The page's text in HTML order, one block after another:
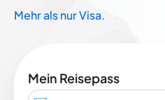
Mehr als nur Visa.
Mein Reisepass